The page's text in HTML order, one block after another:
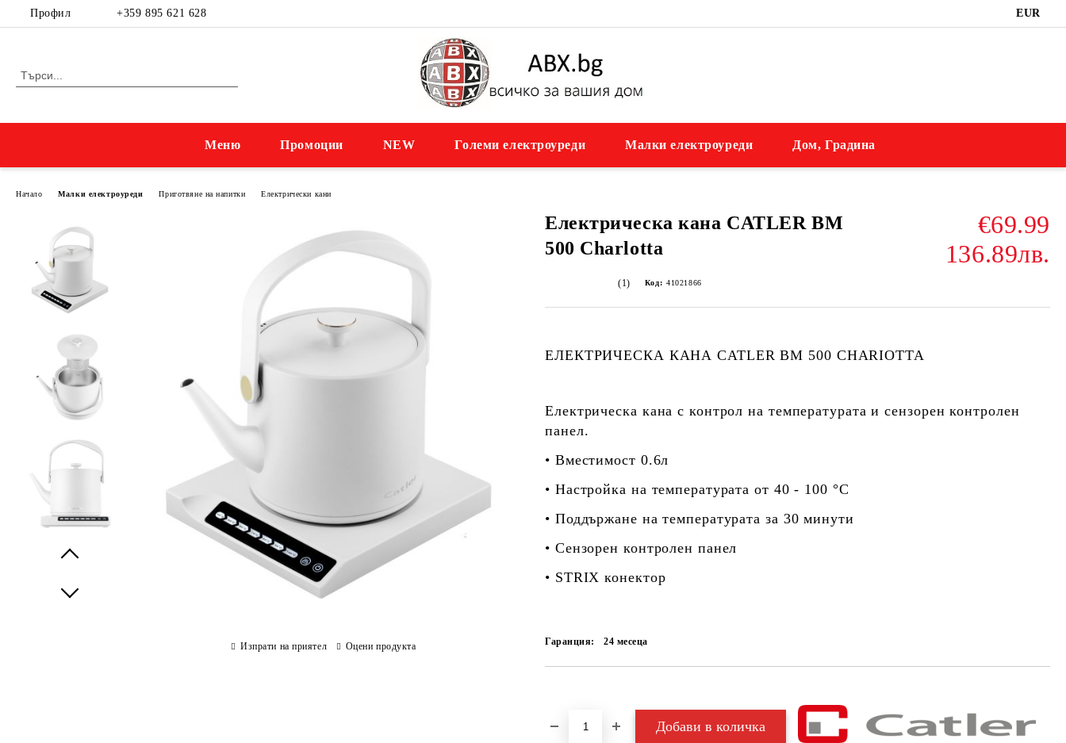
Профил +359 895 621 628 EUR
Меню Промоции NEW Големи електроуреди Малки електроуреди Дом, Градина
Начало Малки електроуреди Приготвяне на напитки Електрически кани
Електрическа кана CATLER BM
500 Charlotta
€69.99
136.89лв.
(1) Код: 41021866
ЕЛЕКТРИЧЕСКА КАНА CATLER BM 500 CHARIOTTA
Електрическа кана с контрол на температурата и сензорен контролен
панел.
• Вместимост 0.6л
• Настройка на температурата от 40 - 100 °C
• Поддържане на температурата за 30 минути
• Сензорен контролен панел
• STRIX конектор
Гаранция: 24 месеца
Изпрати на приятел Оцени продукта